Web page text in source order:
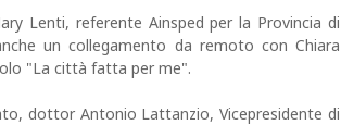
Lenti, referente Ainsped per la Provincia di
un collegamento da remoto con Chiara
"La città fatta per me".
dottor Antonio Lattanzio, Vicepresidente di